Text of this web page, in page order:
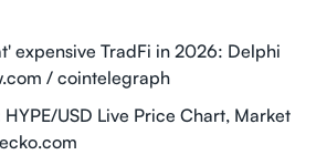
expensive TradFi in 2026: Delphi
/ cointelegraph
USD Live Price Chart, Market